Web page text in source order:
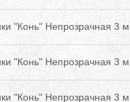
"Конь" Непрозрачная 3
"Конь" Непрозрачная 3
"Конь" Непрозрачная 3